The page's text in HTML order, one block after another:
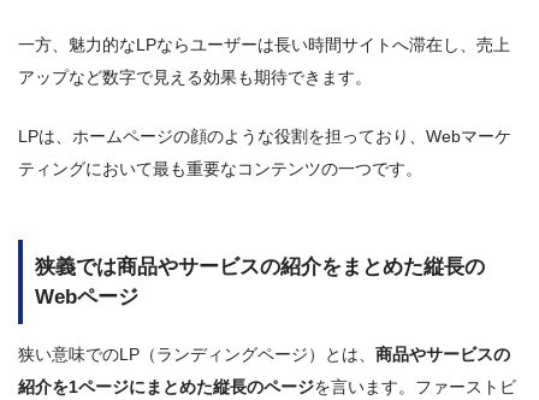
一方、魅力的なLPならユーザーは長い時間サイトへ滞在し、売上
アップなど数字で見える効果も期待できます。
LPは、ホームページの顔のような役割を担っており、Webマーケ
ティングにおいて最も重要なコンテンツの一つです。
狭義では商品やサービスの紹介をまとめた縦長の
Webページ
狭い意味でのLP（ランディングページ）とは、 商品やサービスの
紹介を1ページにまとめた縦長のページを言います。ファーストビ